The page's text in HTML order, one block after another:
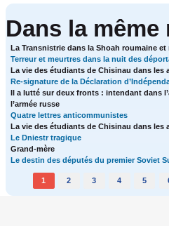
Dans la
La Transnistrie dans la Shoah roumaine et
Terreur et meurtres dans la nuit des
La vie des étudiants de Chisinau dans les
Re-signature de la Déclaration
Il a lutté sur deux fronts : intendant dans
l’armée russe
Quatre lettres anticommunistes
La vie des étudiants de Chisinau dans les
Le Dniestr tragique
Grand-mère
Le destin des députés du premier Soviet
1 2 3 4 5